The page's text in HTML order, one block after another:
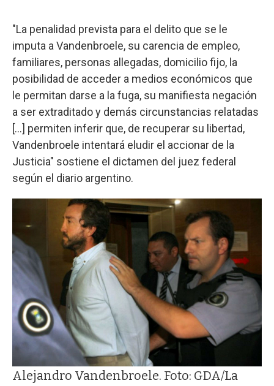
"La penalidad prevista para el delito que se le
imputa a Vandenbroele, su carencia de empleo,
familiares, personas allegadas, domicilio fijo, la
posibilidad de acceder a medios económicos que
le permitan darse a la fuga, su manifiesta negación
a ser extraditado y demás circunstancias relatadas
[...] permiten inferir que, de recuperar su libertad,
Vandenbroele intentará eludir el accionar de la
Justicia" sostiene el dictamen del juez federal
según el diario argentino.
Alejandro Vandenbroele. Foto: GDA/La